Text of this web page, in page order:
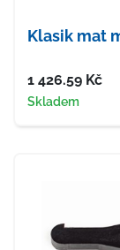
Klasik mat
Cena
1 426.59 Kč
Dostupnost
Skladem